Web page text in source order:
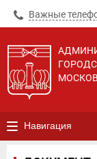
Важные
Навигация